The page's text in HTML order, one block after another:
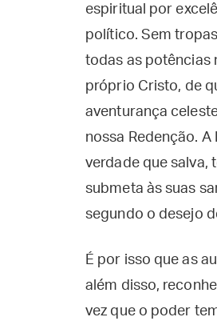
espiritual por
político. Sem
todas as potências
próprio Cristo, de
aventurança
nossa Redenção.
verdade que salva,
submeta às suas
segundo o desejo
É por isso que as
além disso,
vez que o poder